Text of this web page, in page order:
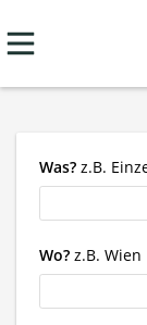
Was? z.B.
Wo? z.B. Wien